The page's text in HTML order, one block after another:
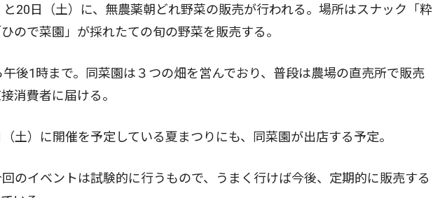
20日（土）に、無農薬朝どれ野菜の販売が行われる。場所はスナック「粋
ので菜園」が採れたての旬の野菜を販売する。
後1時まで。同菜園は３つの畑を営んでおり、普段は農場の直売所で販売
消費者に届ける。
土）に開催を予定している夏まつりにも、同菜園が出店する予定。
のイベントは試験的に行うもので、うまく行けば今後、定期的に販売する